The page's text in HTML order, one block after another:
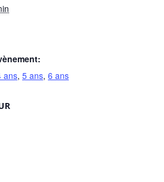
ans, 5 ans, 6 ans